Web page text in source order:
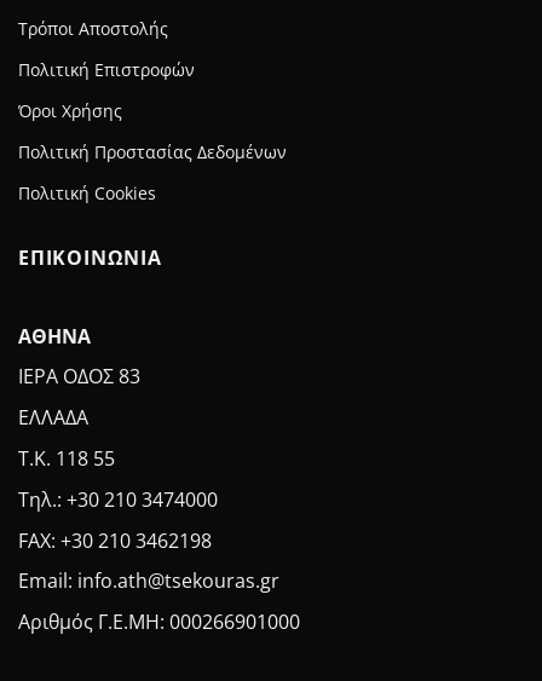
Τρόποι Αποστολής
Πολιτική Επιστροφών
Όροι Χρήσης
Πολιτική Προστασίας Δεδομένων
Πολιτική Cookies
ΕΠΙΚΟΙΝΩΝΙΑ
ΑΘΗΝΑ
ΙΕΡΑ ΟΔΟΣ 83
ΕΛΛΑΔΑ
Τ.Κ. 118 55
Τηλ.: +30 210 3474000
FAX: +30 210 3462198
Email: info.ath@tsekouras.gr
Αριθμός Γ.Ε.MH: 000266901000